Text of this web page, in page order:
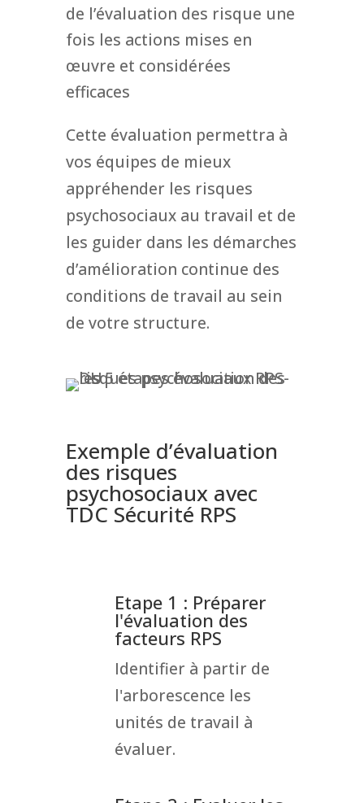
de l’évaluation des risque une
fois les actions mises en
œuvre et considérées
efficaces
Cette évaluation permettra à
vos équipes de mieux
appréhender les risques
psychosociaux au travail et de
les guider dans les démarches
d’amélioration continue des
conditions de travail au sein
de votre structure.
Exemple d’évaluation
des risques
psychosociaux avec
TDC Sécurité RPS
Etape 1 : Préparer
l'évaluation des
facteurs RPS
Identifier à partir de
l'arborescence les
unités de travail à
évaluer.